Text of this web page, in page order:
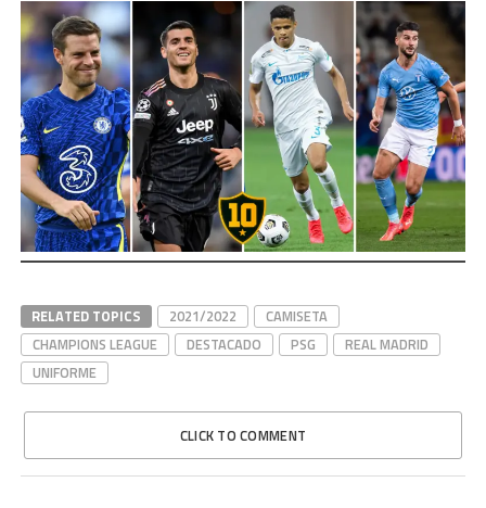
RELATED TOPICS 2021/2022
CAMISETA
CHAMPIONS LEAGUE
DESTACADO PSG
REAL MADRID
UNIFORME
CLICK TO COMMENT